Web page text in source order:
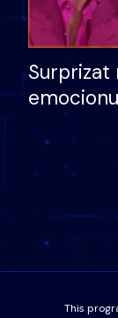
Surprizat
nëna
nuk i
This